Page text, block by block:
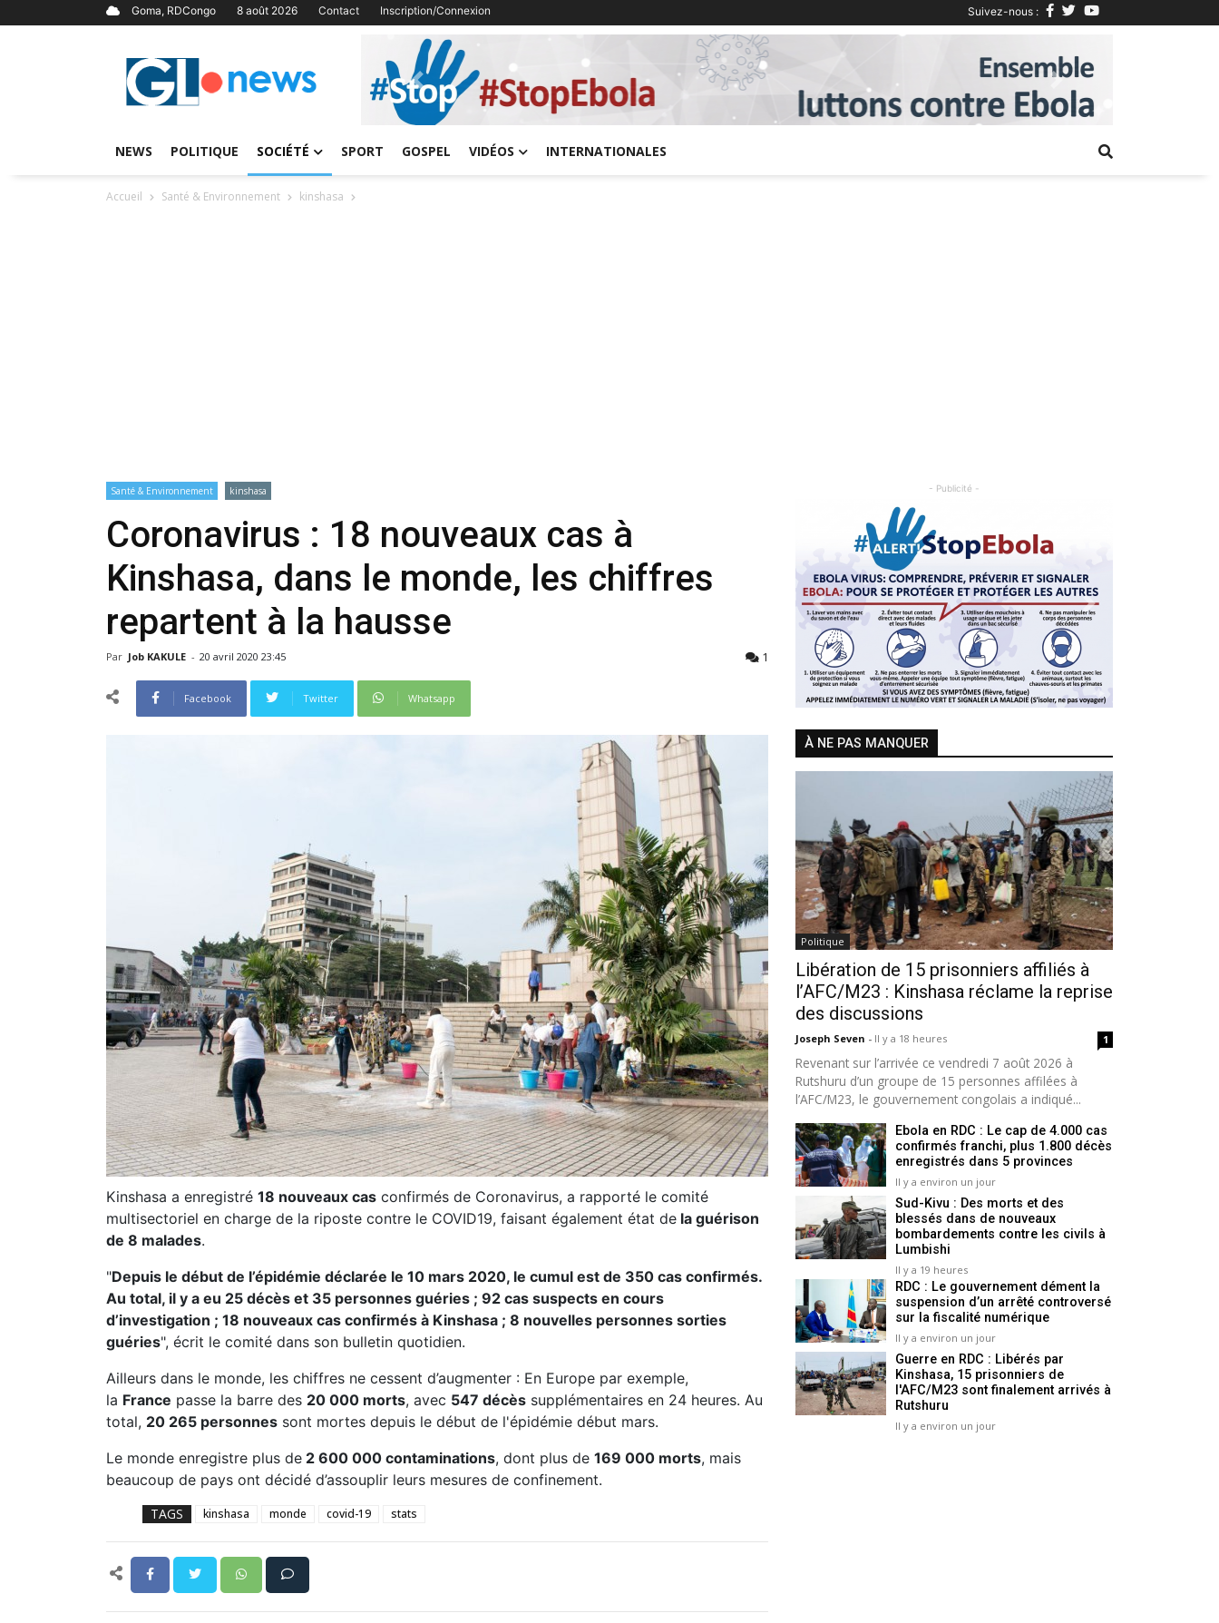
Goma, RDCongo 8 août 2026 Contact Inscription/Connexion Suivez-nous :
Previous Next
NEWS POLITIQUE SOCIÉTÉ SPORT GOSPEL VIDÉOS INTERNATIONALES
Accueil Santé & Environnement kinshasa
Santé & Environnement kinshasa
Coronavirus : 18 nouveaux cas à
Kinshasa, dans le monde, les chiffres
repartent à la hausse
Par Job KAKULE - 20 avril 2020 23:45 1
Facebook Twitter Whatsapp
Kinshasa a enregistré 18 nouveaux cas confirmés de Coronavirus, a rapporté le comité
multisectoriel en charge de la riposte contre le COVID19, faisant également état de la guérison
de 8 malades.
"Depuis le début de l’épidémie déclarée le 10 mars 2020, le cumul est de 350 cas confirmés.
Au total, il y a eu 25 décès et 35 personnes guéries ; 92 cas suspects en cours
d’investigation ; 18 nouveaux cas confirmés à Kinshasa ; 8 nouvelles personnes sorties
guéries", écrit le comité dans son bulletin quotidien.
Ailleurs dans le monde, les chiffres ne cessent d’augmenter : En Europe par exemple,
la France passe la barre des 20 000 morts, avec 547 décès supplémentaires en 24 heures. Au
total, 20 265 personnes sont mortes depuis le début de l'épidémie début mars.
Le monde enregistre plus de 2 600 000 contaminations, dont plus de 169 000 morts, mais
beaucoup de pays ont décidé d’assouplir leurs mesures de confinement.
TAGS kinshasa monde covid-19 stats
- Publicité -
Previous Next
À NE PAS MANQUER
Politique
Libération de 15 prisonniers affiliés à
l’AFC/M23 : Kinshasa réclame la reprise
des discussions
Joseph Seven - Il y a 18 heures 1
Revenant sur l’arrivée ce vendredi 7 août 2026 à
Rutshuru d’un groupe de 15 personnes affilées à
l’AFC/M23, le gouvernement congolais a indiqué...
Ebola en RDC : Le cap de 4.000 cas
confirmés franchi, plus 1.800 décès
enregistrés dans 5 provinces
Il y a environ un jour
Sud-Kivu : Des morts et des
blessés dans de nouveaux
bombardements contre les civils à
Lumbishi
Il y a 19 heures
RDC : Le gouvernement dément la
suspension d’un arrêté controversé
sur la fiscalité numérique
Il y a environ un jour
Guerre en RDC : Libérés par
Kinshasa, 15 prisonniers de
l'AFC/M23 sont finalement arrivés à
Rutshuru
Il y a environ un jour